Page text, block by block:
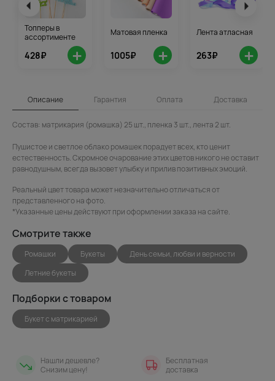
Топперы в
ассортименте
428₽ +
Матовая пленка
1005₽ +
Лента атласная
263₽ +
Описание Гарантия Оплата Доставка
Состав: матрикария (ромашка) 25 шт., пленка 3 шт., лента 2 шт.
Пушистое и светлое облако ромашек порадует всех, кто ценит
естественность. Скромное очарование этих цветов никого не оставит
равнодушным, всегда вызовет улыбку и прилив позитивных эмоций.
Реальный цвет товара может незначительно отличаться от
представленного на фото.
*Указанные цены действуют при оформлении заказа на сайте.
Смотрите также
Ромашки Букеты
День семьи, любви и верности
Летние букеты
Подборки с товаром
Букет с матрикарией
Нашли дешевле?
Снизим цену!
Бесплатная
доставка